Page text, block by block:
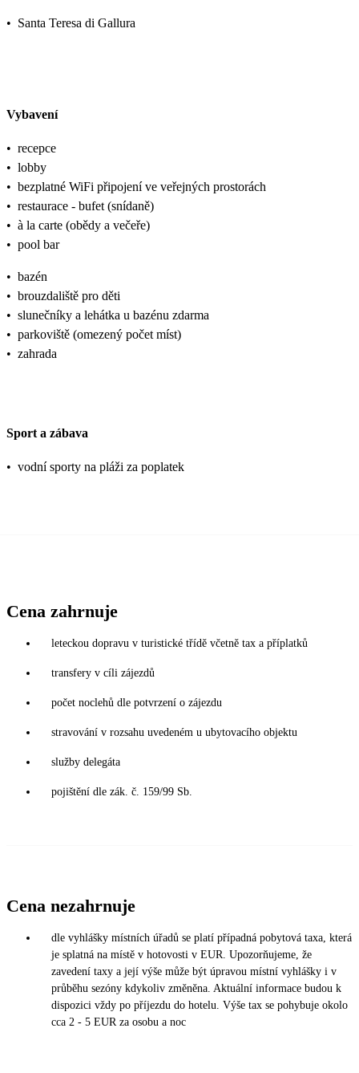
• Santa Teresa di Gallura
Vybavení
• recepce
• lobby
• bezplatné WiFi připojení ve veřejných prostorách
• restaurace - bufet (snídaně)
• à la carte (obědy a večeře)
• pool bar
• bazén
• brouzdaliště pro děti
• slunečníky a lehátka u bazénu zdarma
• parkoviště (omezený počet míst)
• zahrada
Sport a zábava
• vodní sporty na pláži za poplatek
Cena zahrnuje
leteckou dopravu v turistické třídě včetně tax a příplatků
transfery v cíli zájezdů
počet noclehů dle potvrzení o zájezdu
stravování v rozsahu uvedeném u ubytovacího objektu
služby delegáta
pojištění dle zák. č. 159/99 Sb.
Cena nezahrnuje
dle vyhlášky místních úřadů se platí případná pobytová taxa, která
je splatná na místě v hotovosti v EUR. Upozorňujeme, že
zavedení taxy a její výše může být úpravou místní vyhlášky i v
průběhu sezóny kdykoliv změněna. Aktuální informace budou k
dispozici vždy po příjezdu do hotelu. Výše tax se pohybuje okolo
cca 2 - 5 EUR za osobu a noc